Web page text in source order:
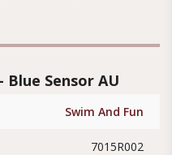
Blue Sensor AU
Swim And Fun
7015R002